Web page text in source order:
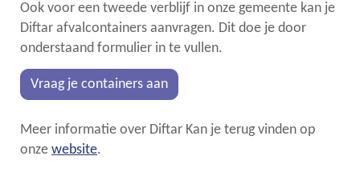
Ook voor een tweede verblijf in onze gemeente kan je
Diftar afvalcontainers aanvragen. Dit doe je door
onderstaand formulier in te vullen.
Vraag je containers aan
Meer informatie over Diftar Kan je terug vinden op
onze website.